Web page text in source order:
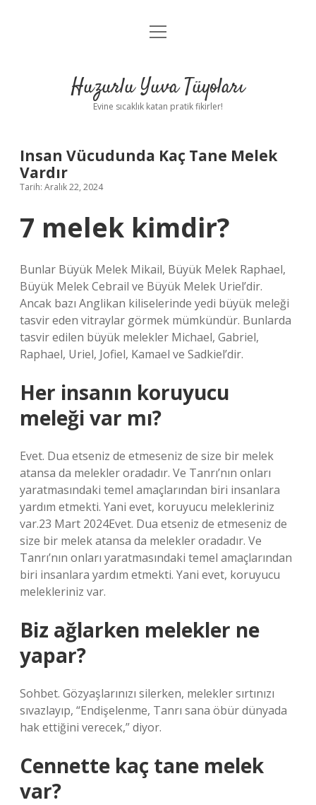
Anasayfa
Yasal Uyarı
menüyü
Huzurlu Yuva Tüyoları
Evine sıcaklık katan pratik fikirler!
Insan Vücudunda Kaç Tane Melek
Vardır
Tarih: Aralık 22, 2024
7 melek kimdir?
Bunlar Büyük Melek Mikail, Büyük Melek Raphael,
Büyük Melek Cebrail ve Büyük Melek Uriel’dir.
Ancak bazı Anglikan kiliselerinde yedi büyük meleği
tasvir eden vitraylar görmek mümkündür. Bunlarda
tasvir edilen büyük melekler Michael, Gabriel,
Raphael, Uriel, Jofiel, Kamael ve Sadkiel’dir.
Her insanın koruyucu
meleği var mı?
Evet. Dua etseniz de etmeseniz de size bir melek
atansa da melekler oradadır. Ve Tanrı’nın onları
yaratmasındaki temel amaçlarından biri insanlara
yardım etmekti. Yani evet, koruyucu melekleriniz
var.23 Mart 2024Evet. Dua etseniz de etmeseniz de
size bir melek atansa da melekler oradadır. Ve
Tanrı’nın onları yaratmasındaki temel amaçlarından
biri insanlara yardım etmekti. Yani evet, koruyucu
melekleriniz var.
Biz ağlarken melekler ne
yapar?
Sohbet. Gözyaşlarınızı silerken, melekler sırtınızı
sıvazlayıp, “Endişelenme, Tanrı sana öbür dünyada
hak ettiğini verecek,” diyor.
Cennette kaç tane melek
var?